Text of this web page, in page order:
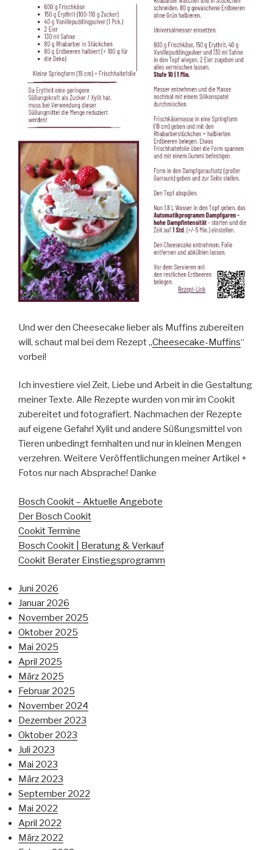
Und wer den Cheesecake lieber als Muffins zubereiten
will, schaut mal bei dem Rezept „Cheesecake-Muffins“
vorbei!
Ich investiere viel Zeit, Liebe und Arbeit in die Gestaltung
meiner Texte. Alle Rezepte wurden von mir im Cookit
zubereitet und fotografiert. Nachmachen der Rezepte
auf eigene Gefahr! Xylit und andere Süßungsmittel von
Tieren unbedingt fernhalten und nur in kleinen Mengen
verzehren. Weitere Veröffentlichungen meiner Artikel +
Fotos nur nach Absprache! Danke
Bosch Cookit – Aktuelle Angebote
Der Bosch Cookit
Cookit Termine
Bosch Cookit | Beratung & Verkauf
Cookit Berater Einstiegsprogramm
Juni 2026
Januar 2026
November 2025
Oktober 2025
Mai 2025
April 2025
März 2025
Februar 2025
November 2024
Dezember 2023
Oktober 2023
Juli 2023
Mai 2023
März 2023
September 2022
Mai 2022
April 2022
März 2022